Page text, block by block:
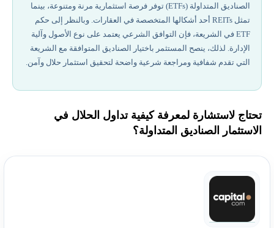
الصناديق المتداولة (ETFs) توفر فرصة استثمارية مرنة ومتنوعة، بينما
تمثل REITs أحد أشكالها المتخصصة في العقارات. وبالنظر إلى حكم
ETF في الشريعة، فإن التوافق الشرعي يعتمد على نوع الأصول وآلية
الإدارة. لذلك، ينصح المستثمر باختيار الصناديق المتوافقة مع الشريعة
التي تقدم شفافية ومراجعة شرعية واضحة لتحقيق استثمار حلال وآمن.
تحتاج لاستشارة لمعرفة كيفية تداول الحلال في
الاستثمار الصناديق المتداولة؟